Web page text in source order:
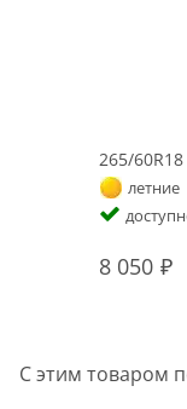
265/
летние
8 050
С этим товаром